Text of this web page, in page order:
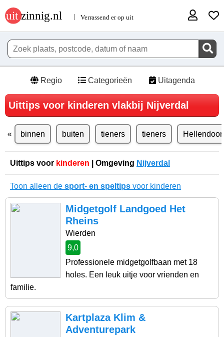
Regio Categorieën Uitagenda
Uittips voor kinderen vlakbij Nijverdal
binnen buiten tieners tieners
Uittips voor kinderen | Omgeving Nijverdal
Toon alleen de sport- en speltips voor kinderen
Midgetgolf Landgoed Het
Rheins
Wierden
9,0
Professionele midgetgolfbaan met 18
holes. Een leuk uitje voor vrienden en
familie.
Kartplaza Klim &
Adventurepark